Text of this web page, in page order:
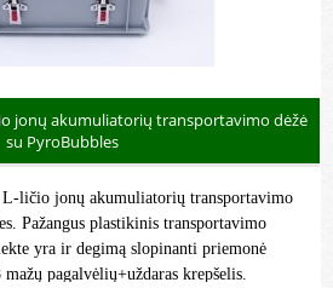
jonų akumuliatorių transportavimo dėžė
su PyroBubbles
ličio jonų akumuliatorių transportavimo
Pažangus plastikinis transportavimo
yra ir degimą slopinanti priemonė
pagalvėlių+uždaras krepšelis.